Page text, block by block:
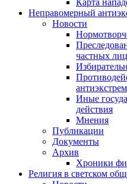
Карта
Неправомерный
Новости
частных лиц
Иные
действия
Мнения
Публикации
Документы
Архив
Хроники
Религия в светском